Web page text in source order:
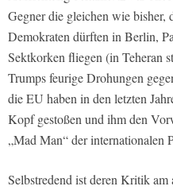
Gegner die gleichen wie bisher,
Demokraten dürften in Berlin,
Sektkorken fliegen (in Teheran
Trumps feurige Drohungen
die EU haben in den letzten
Kopf gestoßen und ihm den
„Mad Man“ der internationalen
Selbstredend ist deren Kritik